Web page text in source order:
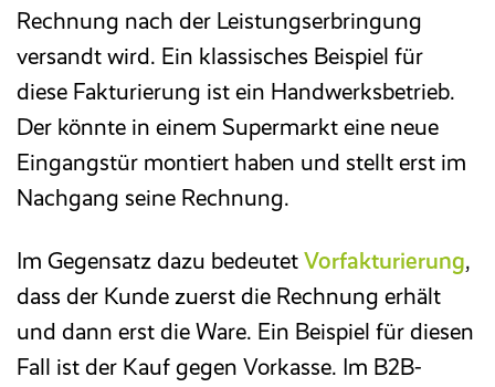
Rechnung nach der Leistungserbringung
versandt wird. Ein klassisches Beispiel für
diese Fakturierung ist ein Handwerksbetrieb.
Der könnte in einem Supermarkt eine neue
Eingangstür montiert haben und stellt erst im
Nachgang seine Rechnung.
Im Gegensatz dazu bedeutet Vorfakturierung,
dass der Kunde zuerst die Rechnung erhält
und dann erst die Ware. Ein Beispiel für diesen
Fall ist der Kauf gegen Vorkasse. Im B2B-